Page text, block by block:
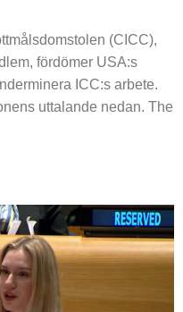
(CICC),
fördömer USA:s
ICC:s arbete.
uttalande nedan. The